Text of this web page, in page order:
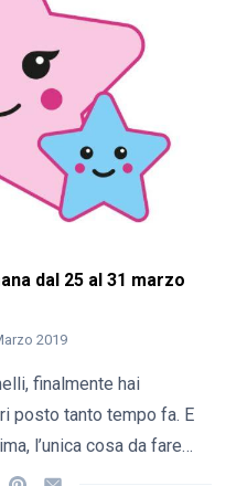
dal 25 al 31 marzo
2019
finalmente hai
posto tanto tempo fa. E
l’unica cosa da fare…